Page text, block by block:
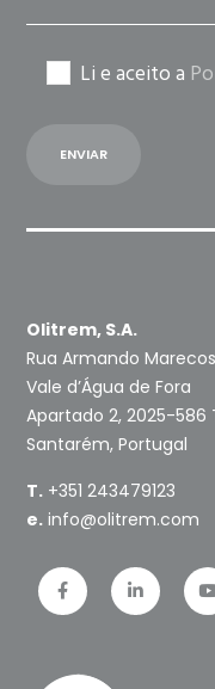
Li e aceito a
Olitrem, S.A.
Rua Armando
Vale d’Água de Fora
Apartado 2, 2025-586
Santarém, Portugal
T. +351 243479123
e. info@olitrem.com